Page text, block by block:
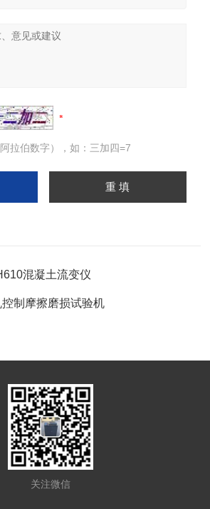
拉伯数字），如：三加四=7
混凝土流变仪
制摩擦磨损试验机
关注微信